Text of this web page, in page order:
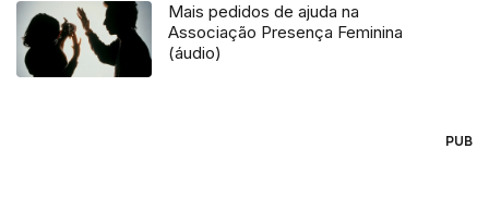
Mais pedidos de ajuda na
Associação Presença Feminina
(áudio)
PUB